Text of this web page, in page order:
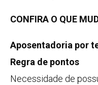
CONFIRA O QUE
Aposentadoria por
Regra de pontos
Necessidade de